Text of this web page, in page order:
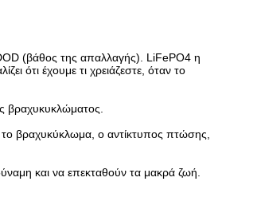
(βάθος της απαλλαγής). LiFePO4 η
ότι έχουμε τι χρειάζεστε, όταν το
βραχυκυκλώματος.
το βραχυκύκλωμα, ο αντίκτυπος πτώσης,
και να επεκταθούν τα μακρά ζωή.